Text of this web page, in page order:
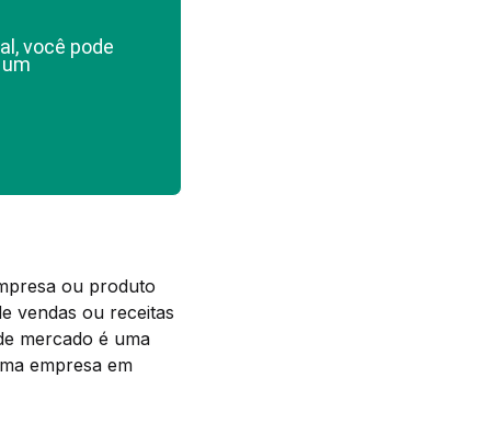
você pode
ou produto
vendas ou receitas
mercado é uma
empresa em